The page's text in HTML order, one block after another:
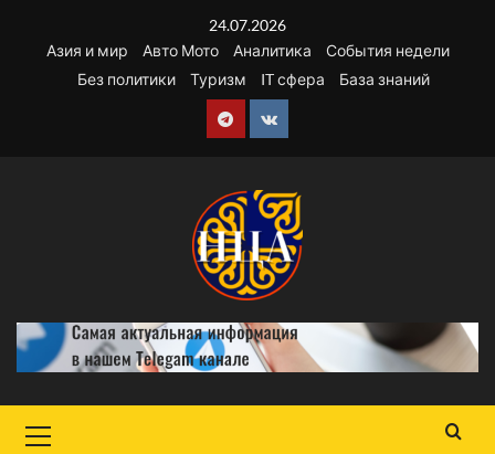
содержимому
24.07.2026
Азия и мир
Авто Мото Аналитика
События недели
Без политики
Туризм IT сфера База знаний
Telegram
VK
меню